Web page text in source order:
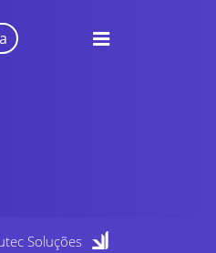
Soluções